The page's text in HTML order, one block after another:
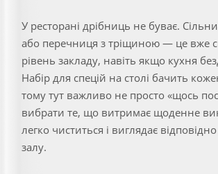
У ресторані дрібниць не буває.
або перечниця з тріщиною — це вже
рівень закладу, навіть якщо кухня
Набір для спецій на столі бачить
тому тут важливо не просто «щось
вибрати те, що витримає щоденне
легко чиститься і виглядає
залу.